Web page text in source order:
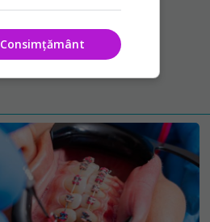
Consimțământ